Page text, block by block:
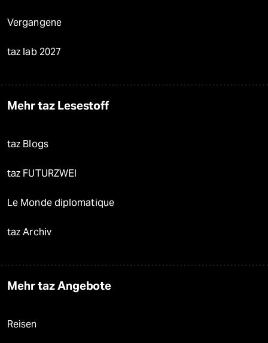
Vergangene
taz lab 2027
Mehr taz Lesestoff
taz Blogs
taz FUTURZWEI
Le Monde diplomatique
taz Archiv
Mehr taz Angebote
Reisen